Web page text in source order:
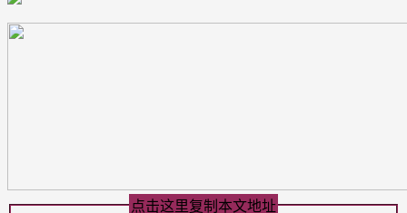
点击这里复制本文地址